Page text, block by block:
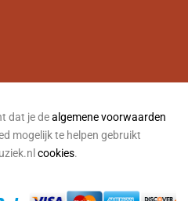
dat je dealgemene voorwaarden
mogelijk te helpen gebruikt
cookies.